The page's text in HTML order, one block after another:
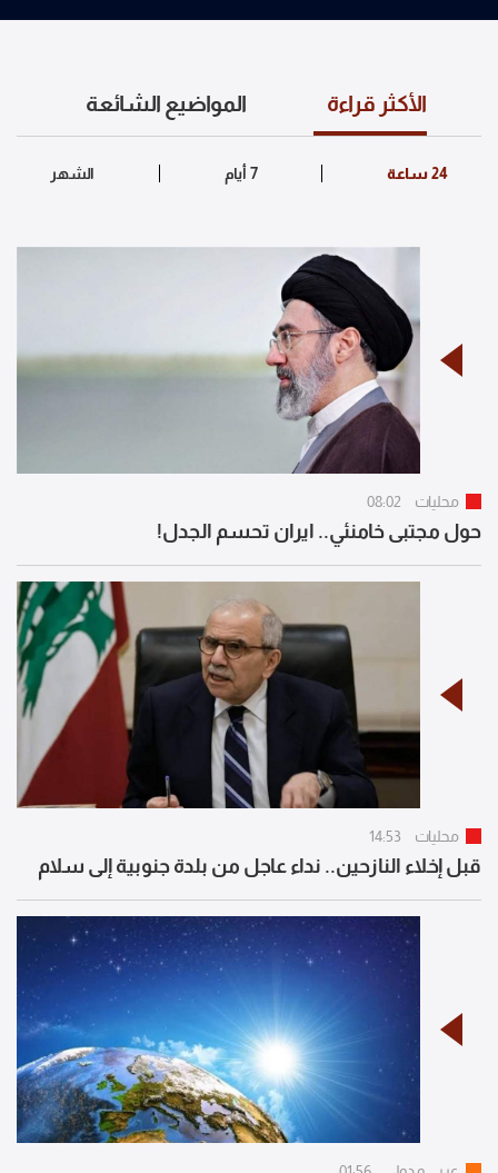
الأكثر قراءة المواضيع الشائعة
محليات 08:02
حول مجتبى خامنئي.. ايران تحسم الجدل!
محليات 14:53
قبل إخلاء النازحين.. نداء عاجل من بلدة جنوبية إلى سلام